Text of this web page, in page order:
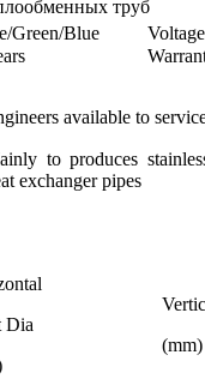
труб
Green/Blue
available to
to produces
exchanger pipes
Dia
(mm)